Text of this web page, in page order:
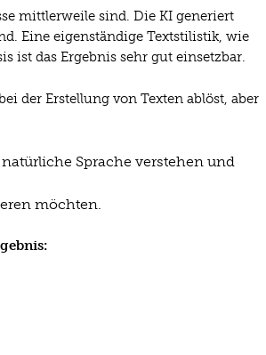
mittlerweile sind. Die KI generiert
Eine eigenständige Textstilistik, wie
ist das Ergebnis sehr gut einsetzbar.
der Erstellung von Texten ablöst, aber
Sprache verstehen und
möchten.